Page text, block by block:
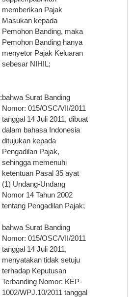
memberikan Pajak
Masukan kepada
Pemohon Banding, maka
Pemohon Banding hanya
menyetor Pajak Keluaran
sebesar NIHIL;
:bahwa Surat Banding
Nomor: 015/OSC/VII/2011
tanggal 14 Juli 2011, dibuat
dalam bahasa Indonesia
ditujukan kepada
Pengadilan Pajak,
sehingga memenuhi
ketentuan Pasal 35 ayat
(1) Undang-Undang
Nomor 14 Tahun 2002
tentang Pengadilan Pajak;
bahwa Surat Banding
Nomor: 015/OSC/VII/2011
tanggal 14 Juli 2011,
menyatakan tidak setuju
terhadap Keputusan
Terbanding Nomor: KEP-
1002/WPJ.10/2011 tanggal